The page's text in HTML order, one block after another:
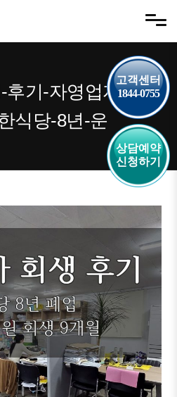
후기-자영업자-40
식당-8년-운
고객센터
1844-0755
상담예약
신청하기